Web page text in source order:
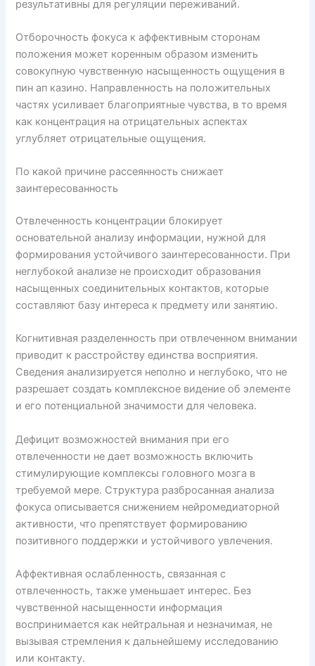
результативны для регуляции переживаний.
Отборочность фокуса к аффективным сторонам
положения может коренным образом изменить
совокупную чувственную насыщенность ощущения в
пин ап казино. Направленность на положительных
частях усиливает благоприятные чувства, в то время
как концентрация на отрицательных аспектах
углубляет отрицательные ощущения.
По какой причине рассеянность снижает
заинтересованность
Отвлеченность концентрации блокирует
основательной анализу информации, нужной для
формирования устойчивого заинтересованности. При
неглубокой анализе не происходит образования
насыщенных соединительных контактов, которые
составляют базу интереса к предмету или занятию.
Когнитивная разделенность при отвлеченном внимании
приводит к расстройству единства восприятия.
Сведения анализируется неполно и неглубоко, что не
разрешает создать комплексное видение об элементе
и его потенциальной значимости для человека.
Дефицит возможностей внимания при его
отвлеченности не дает возможность включить
стимулирующие комплексы головного мозга в
требуемой мере. Структура разбросанная анализа
фокуса описывается снижением нейромедиаторной
активности, что препятствует формированию
позитивного поддержки и устойчивого увлечения.
Аффективная ослабленность, связанная с
отвлеченность, также уменьшает интерес. Без
чувственной насыщенности информация
воспринимается как нейтральная и незначимая, не
вызывая стремления к дальнейшему исследованию
или контакту.